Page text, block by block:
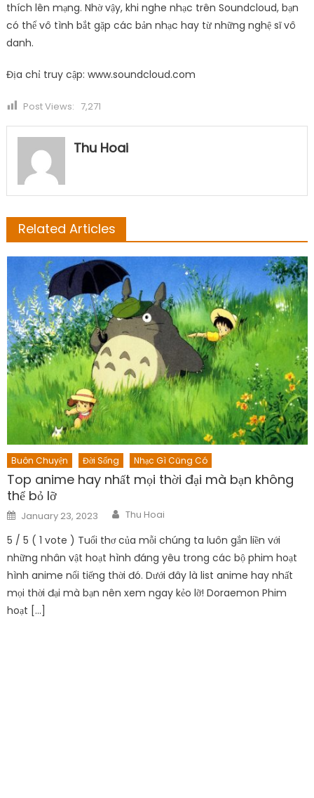
thích lên mạng. Nhờ vậy, khi nghe nhạc trên Soundcloud, bạn
có thể vô tình bắt gặp các bản nhạc hay từ những nghệ sĩ vô
danh.
Địa chỉ truy cập: www.soundcloud.com
Post Views: 7,271
Thu Hoai
Related Articles
Buôn Chuyện Đời Sống Nhạc Gì Cũng Có
Top anime hay nhất mọi thời đại mà bạn không
thể bỏ lỡ
Posted
on
January 23, 2023 Author
Thu Hoai
5 / 5 ( 1 vote ) Tuổi thơ của mỗi chúng ta luôn gắn liền với
những nhân vật hoạt hình đáng yêu trong các bộ phim hoạt
hình anime nổi tiếng thời đó. Dưới đây là list anime hay nhất
mọi thời đại mà bạn nên xem ngay kẻo lỡ! Doraemon Phim
hoạt […]